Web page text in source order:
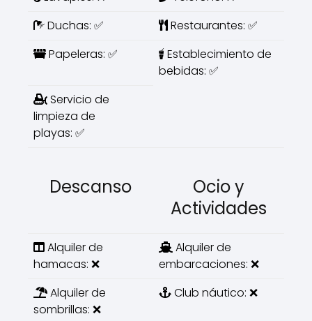
Duchas: ✅
Restaurantes: ✅
Papeleras: ✅
Establecimiento de
bebidas: ✅
Servicio de
limpieza de
playas: ✅
Descanso
Ocio y
Actividades
Alquiler de
hamacas: ❌
Alquiler de
embarcaciones: ❌
Alquiler de
sombrillas: ❌
Club náutico: ❌